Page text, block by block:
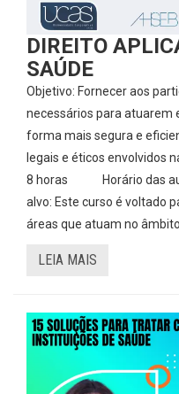
DIREITO
SAÚDE
Objetivo: Fornecer aos
necessários para atuarem
forma mais segura e
legais e éticos envolvidos
8 horas Horário das
alvo: Este curso é voltado
áreas que atuam no âmbito
LEIA MAIS